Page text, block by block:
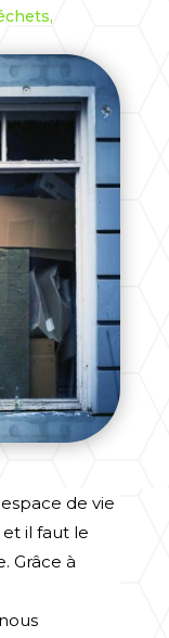
,
de vie
il faut le
Grâce à